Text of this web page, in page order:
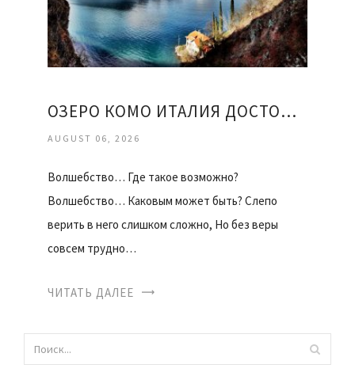
ОЗЕРО КОМО ИТАЛИЯ ДОСТОПРИМЕЧАТЕЛЬНОСТИ
AUGUST 06, 2026
Волшебство… Где такое возможно?
Волшебство… Каковым может быть? Слепо
верить в него слишком сложно, Но без веры
совсем трудно…
ЧИТАТЬ ДАЛЕЕ